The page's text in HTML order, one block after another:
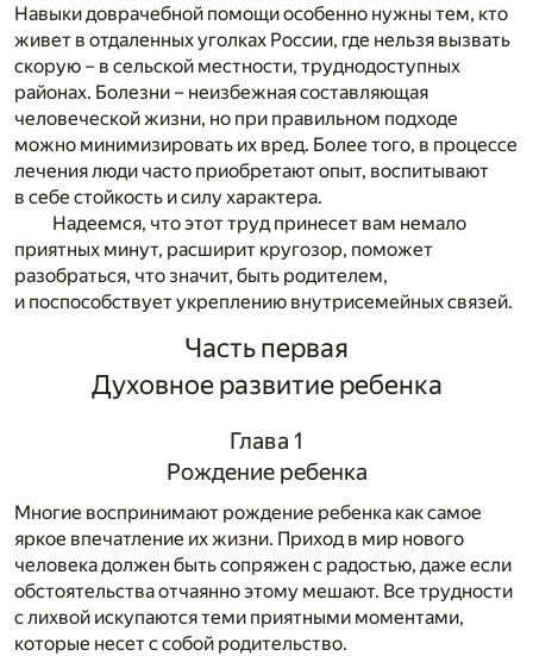
Навыки доврачебной помощи особенно нужны тем, кто
живет в отдаленных уголках России, где нельзя вызвать
скорую – в сельской местности, труднодоступных
районах. Болезни – неизбежная составляющая
человеческой жизни, но при правильном подходе
можно минимизировать их вред. Более того, в процессе
лечения люди часто приобретают опыт, воспитывают
в себе стойкость и силу характера.
Надеемся, что этот труд принесет вам немало
приятных минут, расширит кругозор, поможет
разобраться, что значит, быть родителем,
и поспособствует укреплению внутрисемейных связей.
Часть первая
Духовное развитие ребенка
Глава 1
Рождение ребенка
Многие воспринимают рождение ребенка как самое
яркое впечатление их жизни. Приход в мир нового
человека должен быть сопряжен с радостью, даже если
обстоятельства отчаянно этому мешают. Все трудности
с лихвой искупаются теми приятными моментами,
которые несет с собой родительство.